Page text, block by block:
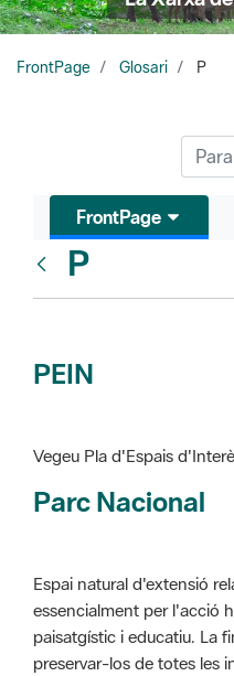
Glosari
P
PEIN
Vegeu Pla d'Espais
Espai natural d'extensió
preservar-los de totes les
alterar-ne la fisonomia, la
sistemes naturals.
12/1985, de 13 de juny,